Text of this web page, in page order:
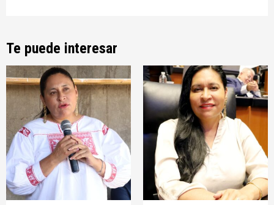
Te puede interesar